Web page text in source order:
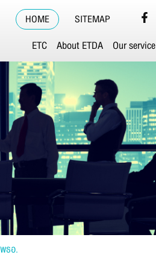
HOME SITEMAP
ETC About ETDA Our service
ธอ.